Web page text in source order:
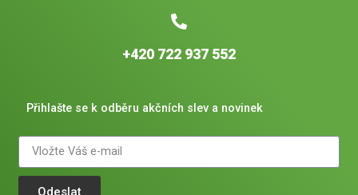
+420 722 937 552
Přihlašte se k odběru akčních slev a novinek
Odeslat